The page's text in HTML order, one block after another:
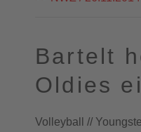
Bartelt
Oldies
Volleyball //